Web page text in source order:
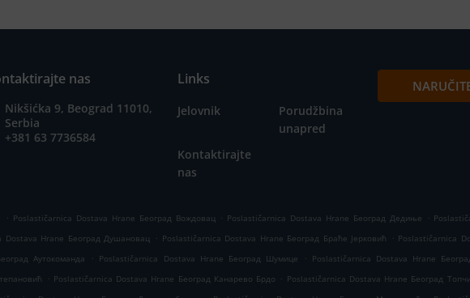
nas
Nikšićka 9, Beograd 11010,
Serbia
+381 63 7736584
Links
Jelovnik
Porudžbina
unapred
Kontaktirajte
nas
. Poslastičarnica Dostava Hrane Београд Вождовац . Poslastičarnica Dostava Hrane Београд Дедиње .
Dostava Hrane Београд Душановац . Poslastičarnica Dostava Hrane Београд Браће Јерковић . Poslastičarnica
Аутокоманда . Poslastičarnica Dostava Hrane Београд Шумице . Poslastičarnica Dostava Hrane
. Poslastičarnica Dostava Hrane Београд Канарево Брдо . Poslastičarnica Dostava Hrane Београд